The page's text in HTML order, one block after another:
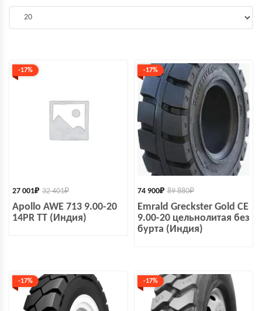
-17%
32 401₽
27 001₽
Apollo AWE 713 9.00-20
14PR TT (Индия)
-17%
89 880₽
74 900₽
Emrald Greckster Gold СЕ
9.00-20 цельнолитая без
бурта (Индия)
-17% -17%